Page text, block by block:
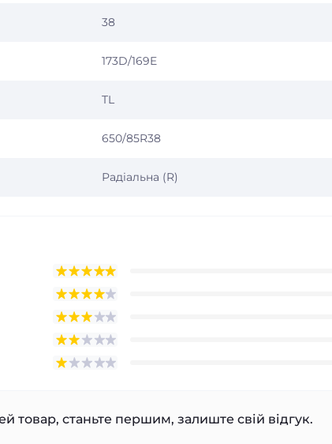
38
173D/169E
TL
650/85R38
Радіальна (R)
товар, станьте першим, залиште свій відгук.